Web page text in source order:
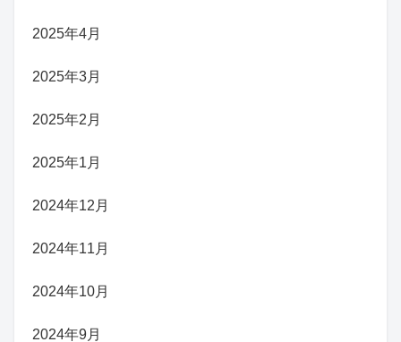
2025年4月
2025年3月
2025年2月
2025年1月
2024年12月
2024年11月
2024年10月
2024年9月